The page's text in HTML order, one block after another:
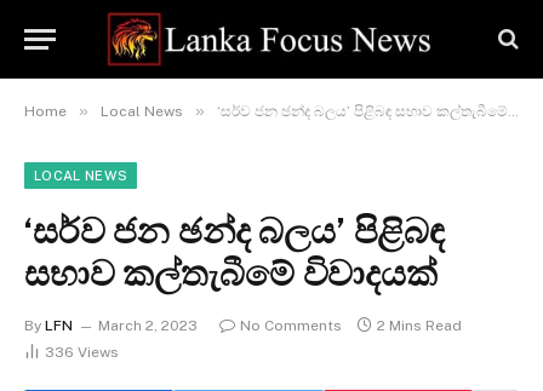
Home » Local News » ‘සර්ව ජන ඡන්ද බලය’ පිළිබඳ සභාව කල්තැබීමේ විවාදයක්
LOCAL NEWS
‘සර්ව ජන ඡන්ද බලය’ පිළිබඳ
සභාව කල්තැබීමේ විවාදයක්
By LFN March 2, 2023 No Comments
2 Mins Read
336 Views